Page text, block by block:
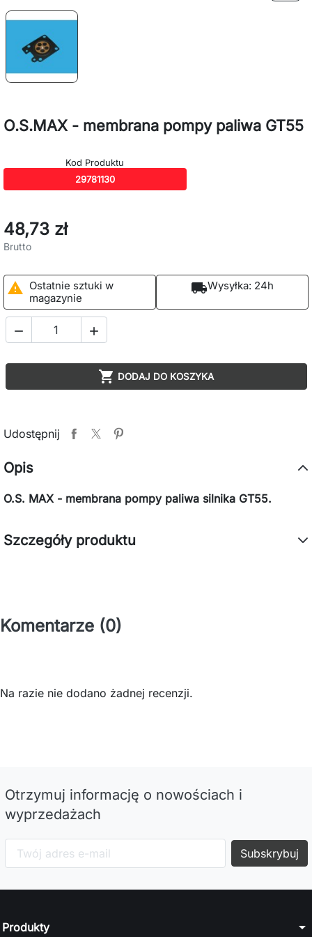
O.S.MAX - membrana pompy paliwa GT55
Kod Produktu
29781130
48,73 zł
Brutto

Ostatnie sztuki w
magazynie
local_shippingWysyłka: 24h
 
 DODAJ DO KOSZYKA
Udostępnij
Opis
O.S. MAX - membrana pompy paliwa silnika GT55.
Szczegóły produktu
Komentarze (0)
Na razie nie dodano żadnej recenzji.
Otrzymuj informację o nowościach i
wyprzedażach
Produkty arrow_drop_down